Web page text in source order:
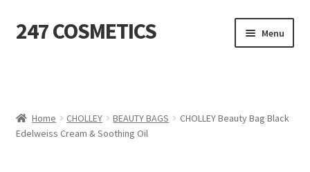
Ga
door
Ga
naar
247 COSMETICS Menu
HARSBENODIGDHEDEN
Home CHOLLEY BEAUTY BAGS
CHOLLEY Beauty Bag Black
Edelweiss Cream & Soothing Oil